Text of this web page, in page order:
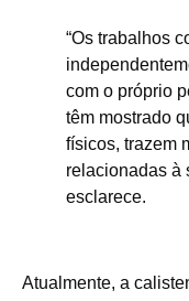
“Os trabalhos
com o próprio
têm mostrado
físicos, trazem
relacionadas à
esclarece.
Atualmente, a